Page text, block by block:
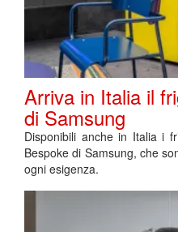
Arriva in Italia il
di Samsung
Disponibili anche in Italia i
Bespoke di Samsung, che
ogni esigenza.